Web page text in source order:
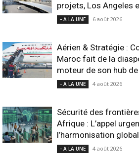
projets, Los Angeles
- A LA UNE 6 août 2026
Aérien & Stratégie :
Maroc fait de la
moteur de son hub
- A LA UNE 4 août 2026
Sécurité des
Afrique : L’appel
l’harmonisation
- A LA UNE 4 août 2026